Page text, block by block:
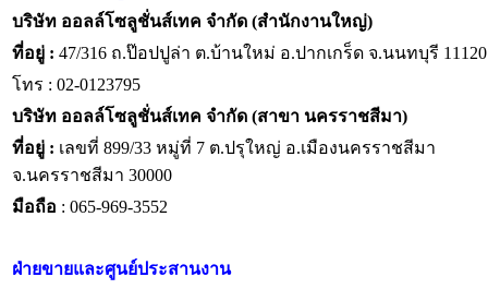
บริษัท ออลล์โซลูชั่นส์เทค จำกัด (สำนักงานใหญ่)
ที่อยู่ : 47/316 ถ.ป๊อปปูล่า ต.บ้านใหม่ อ.ปากเกร็ด จ.นนทบุรี 11120
โทร : 02-0123795
บริษัท ออลล์โซลูชั่นส์เทค จำกัด (สาขา นครราชสีมา)
ที่อยู่ : เลขที่ 899/33 หมู่ที่ 7 ต.ปรุใหญ่ อ.เมืองนครราชสีมา
จ.นครราชสีมา 30000
มือถือ : 065-969-3552
ฝ่ายขายและศูนย์ประสานงาน